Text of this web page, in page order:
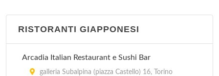
RISTORANTI GIAPPONESI
Arcadia Italian Restaurant e Sushi Bar
galleria Subalpina (piazza Castello) 16, Torino